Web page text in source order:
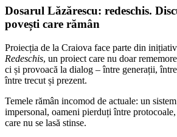
Dosarul Lăzărescu: redeschis.
povești care rămân
Proiecția de la Craiova face parte din
Redeschis, un proiect care nu doar
ci și provoacă la dialog – între generații,
între trecut și prezent.
Temele rămân incomod de actuale: un
impersonal, oameni pierduți între
care nu se lasă stinse.